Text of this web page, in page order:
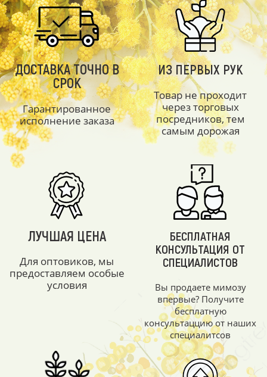
ДОСТАВКА ТОЧНО В
СРОК
Гарантированное
исполнение заказа
ИЗ ПЕРВЫХ РУК
Товар не проходит
через торговых
посредников, тем
самым дорожая
ЛУЧШАЯ ЦЕНА
Для оптовиков, мы
предоставляем особые
условия
БЕСПЛАТНАЯ
КОНСУЛЬТАЦИЯ ОТ
СПЕЦИАЛИСТОВ
Вы продаете мимозу
впервые? Получите
бесплатную
консультаццию от наших
специалитсов